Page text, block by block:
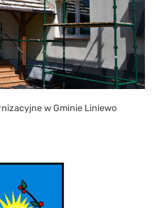
w Gminie Liniewo